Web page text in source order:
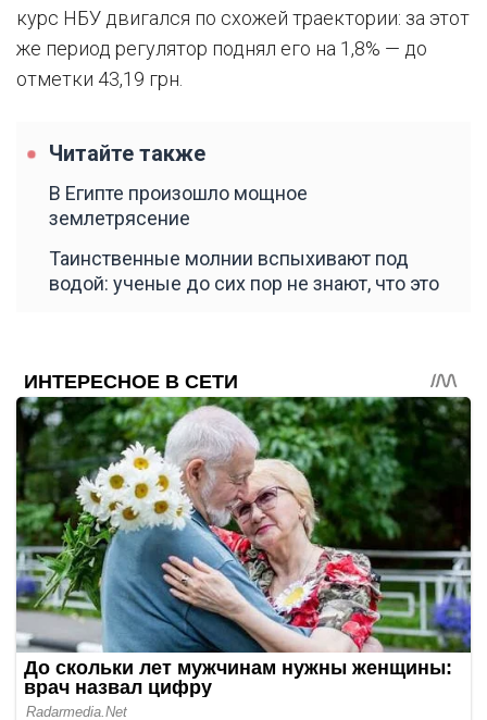
курс НБУ двигался по схожей траектории: за этот
же период регулятор поднял его на 1,8% — до
отметки 43,19 грн.
Читайте также
В Египте произошло мощное
землетрясение
Таинственные молнии вспыхивают под
водой: ученые до сих пор не знают, что это